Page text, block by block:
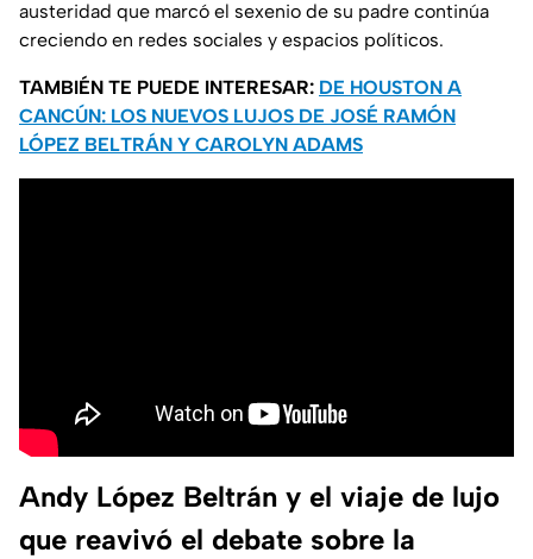
austeridad que marcó el sexenio de su padre continúa
creciendo en redes sociales y espacios políticos.
TAMBIÉN TE PUEDE INTERESAR: DE HOUSTON A
CANCÚN: LOS NUEVOS LUJOS DE JOSÉ RAMÓN
LÓPEZ BELTRÁN Y CAROLYN ADAMS
Andy López Beltrán y el viaje de lujo
que reavivó el debate sobre la